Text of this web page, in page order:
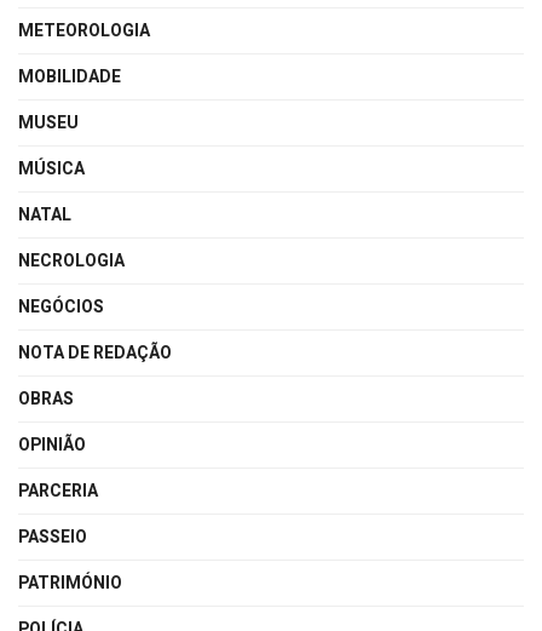
METEOROLOGIA
MOBILIDADE
MUSEU
MÚSICA
NATAL
NECROLOGIA
NEGÓCIOS
NOTA DE REDAÇÃO
OBRAS
OPINIÃO
PARCERIA
PASSEIO
PATRIMÓNIO